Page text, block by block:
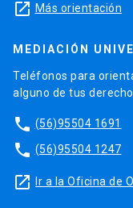
launch Más orientación
MEDIACIÓN
Teléfonos para
alguno de tus
phone (56)95504 1691
phone (56)95504 1247
launch Ir a la Oficina de